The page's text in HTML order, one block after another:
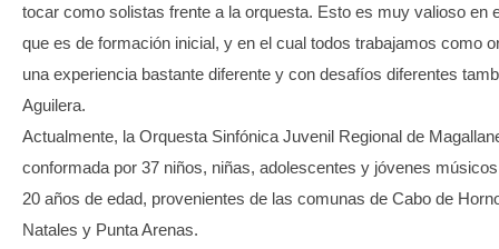
tocar como solistas frente a la orquesta. Esto es muy valioso en
que es de formación inicial, y en el cual todos trabajamos como
una experiencia bastante diferente y con desafíos diferentes
Aguilera.
Actualmente, la Orquesta Sinfónica Juvenil Regional de
conformada por 37 niños, niñas, adolescentes y jóvenes
20 años de edad, provenientes de las comunas de Cabo de
Natales y Punta Arenas.